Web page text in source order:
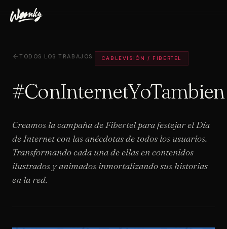
TODOS LOS TRABAJOS CABLEVISIÓN / FIBERTEL
#ConInternetYoTambien
Creamos la campaña de Fibertel para festejar el Día
de Internet con las anécdotas de todos los usuarios.
Transformando cada una de ellas en contenidos
ilustrados y animados inmortalizando sus historias
en la red.